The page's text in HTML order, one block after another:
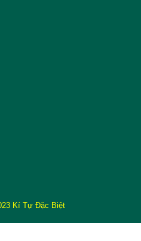
Kí Tự Đặc Biệt